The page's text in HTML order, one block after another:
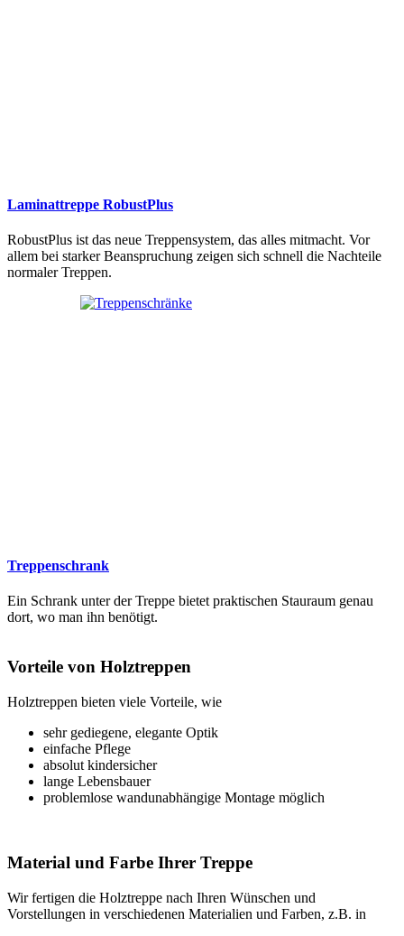
Laminattreppe RobustPlus
RobustPlus ist das neue Treppensystem, das alles mitmacht. Vor
allem bei starker Beanspruchung zeigen sich schnell die Nachteile
normaler Treppen.
Treppenschrank
Ein Schrank unter der Treppe bietet praktischen Stauraum genau
dort, wo man ihn benötigt.
Vorteile von Holztreppen
Holztreppen bieten viele Vorteile, wie
sehr gediegene, elegante Optik
einfache Pflege
absolut kindersicher
lange Lebensbauer
problemlose wandunabhängige Montage möglich
Material und Farbe Ihrer Treppe
Wir fertigen die Holztreppe nach Ihren Wünschen und
Vorstellungen in verschiedenen Materialien und Farben, z.B. in